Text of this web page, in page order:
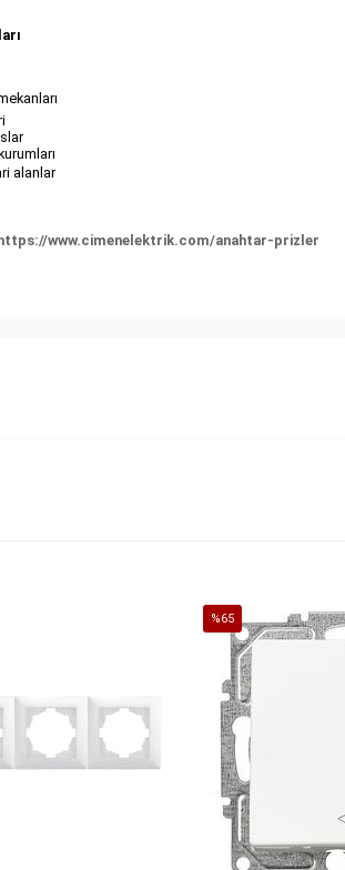
alanlar
https://www.cimenelektrik.com/anahtar-prizler
%65
İndirim
%65İndirim